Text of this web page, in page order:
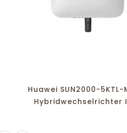
Huawei SUN2000-5KTL-
Hybridwechselrichter